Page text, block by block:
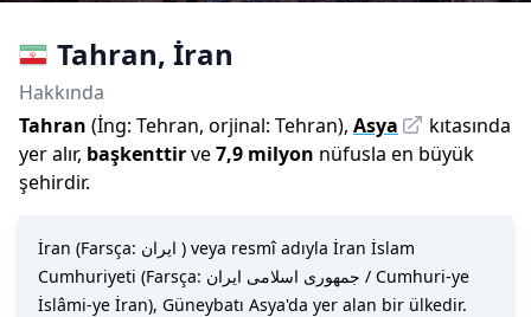
Tahran, İran
Hakkında
Tahran (İng: Tehran, orjinal: Tehran), Asya
kıtasında
yer alır, başkenttirve7,9 milyon nüfusla en büyük
şehirdir.
İran (Farsça: ایران ) veya resmî adıyla İran İslam
Cumhuriyeti (Farsça: جمهوری اسلامی ایران / Cumhuri-ye
İslâmi-ye İran), Güneybatı Asya'da yer alan bir ülkedir.